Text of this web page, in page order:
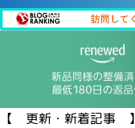
【 更新・新着記事 】